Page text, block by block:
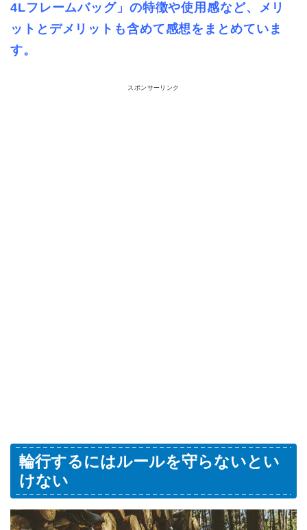
4Lフレームバッグ」の特徴や使用感など、メリ
ットとデメリットも含めて感想をまとめていま
す。
スポンサーリンク
輪行するにはルールを守らないとい
けない